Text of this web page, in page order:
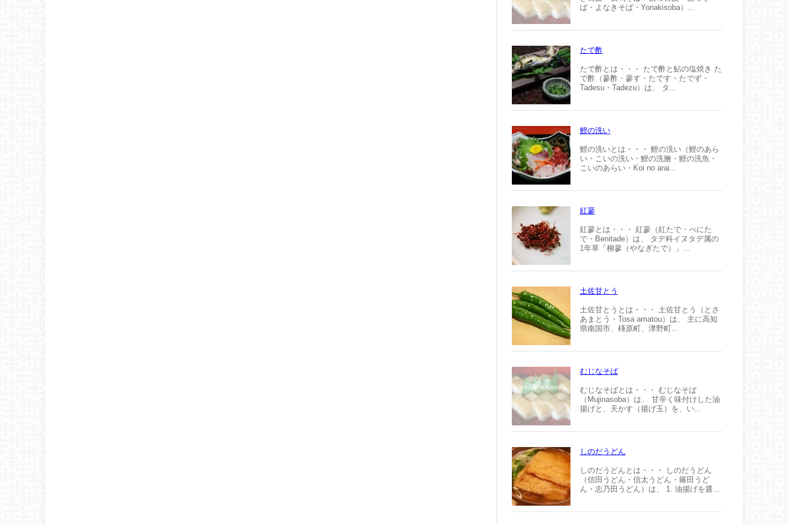
ば・よなきそば・Yonakisoba）...
たで酢
たで酢とは・・・ たで酢と鮎の塩焼き た
で酢（蓼酢・蓼す・たです・たでず・
Tadesu・Tadezu）は、 タ...
鯉の洗い
鯉の洗いとは・・・ 鯉の洗い（鯉のあら
い・こいの洗い・鯉の洗膾・鯉の洗魚・
こいのあらい・Koi no arai...
紅蓼
紅蓼とは・・・ 紅蓼（紅たで・べにた
で・Benitade）は、 タデ科イヌタデ属の
1年草「柳蓼（やなぎたで）」...
土佐甘とう
土佐甘とうとは・・・ 土佐甘とう（とさ
あまとう・Tosa amatou）は、 主に高知
県南国市、梼原町、津野町...
むじなそば
むじなそばとは・・・ むじなそば
（Mujinasoba）は、 甘辛く味付けした油
揚げと、天かす（揚げ玉）を、い...
しのだうどん
しのだうどんとは・・・ しのだうどん
（信田うどん・信太うどん・篠田うど
ん・志乃田うどん）は、 1. 油揚げを醤...